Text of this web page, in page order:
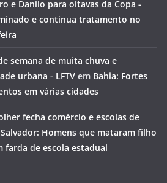
e Danilo para oitavas da Copa -
e continua tratamento no
semana de muita chuva e
urbana - LFTV em Bahia: Fortes
em várias cidades
fecha comércio e escolas de
Salvador: Homens que mataram filho
farda de escola estadual